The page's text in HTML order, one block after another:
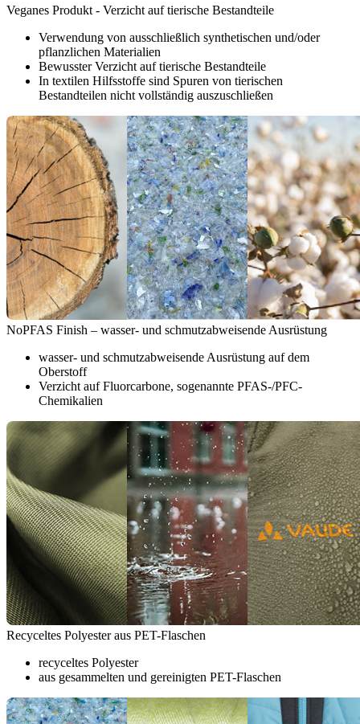
Veganes Produkt - Verzicht auf tierische Bestandteile
Verwendung von ausschließlich synthetischen und/oder
pflanzlichen Materialien
Bewusster Verzicht auf tierische Bestandteile
In textilen Hilfsstoffe sind Spuren von tierischen
Bestandteilen nicht vollständig auszuschließen
NoPFAS Finish – wasser- und schmutzabweisende Ausrüstung
wasser- und schmutzabweisende Ausrüstung auf dem
Oberstoff
Verzicht auf Fluorcarbone, sogenannte PFAS-/PFC-
Chemikalien
Recyceltes Polyester aus PET-Flaschen
recyceltes Polyester
aus gesammelten und gereinigten PET-Flaschen